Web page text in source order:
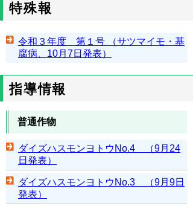
特殊報
令和３年度 第１号 （サツマイモ・基
腐病、10月7日発表）
指導情報
普通作物
ダイズハスモンヨトウNo.4 （9月24
日発表）
ダイズハスモンヨトウNo.3 （9月9日
発表）